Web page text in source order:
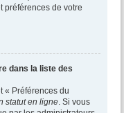
préférences de votre
dans la liste des
« Préférences du
statut en ligne. Si vous